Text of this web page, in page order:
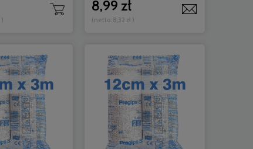
)
8,99 zł
(netto: 8,32 zł )